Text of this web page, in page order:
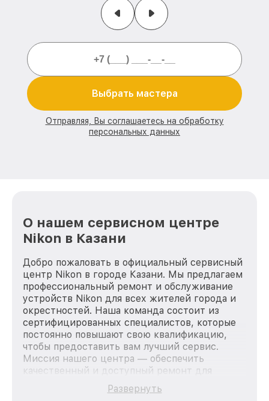
Выбрать мастера
Отправляя, Вы соглашаетесь на обработку
персональных данных
О нашем сервисном центре
Nikon в Казани
Добро пожаловать в официальный сервисный
центр Nikon в городе Казани. Мы предлагаем
профессиональный ремонт и обслуживание
устройств Nikon для всех жителей города и
окрестностей. Наша команда состоит из
сертифицированных специалистов, которые
постоянно повышают свою квалификацию,
чтобы предоставить вам лучший сервис.
Миссия нашего центра — обеспечить
качественный и доступный ремонт для
каждого пользователя продукции Nikon, вне
зависимости от сложности поломки. Мы
Развернуть